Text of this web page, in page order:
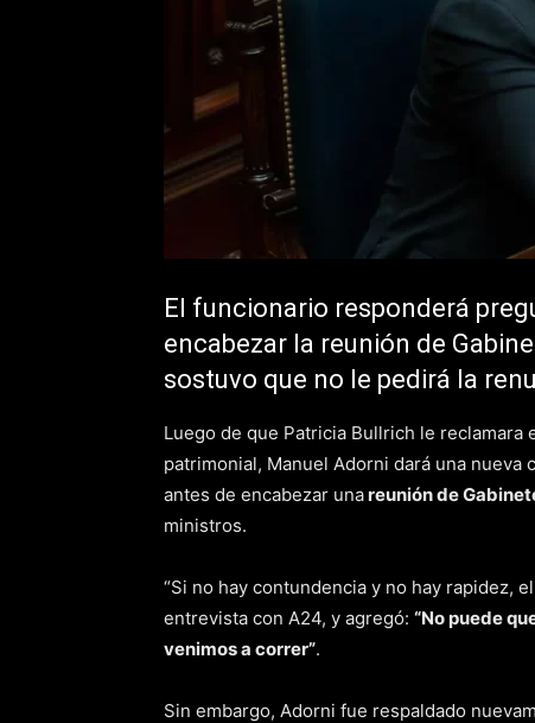
El funcionario responderá
encabezar la reunión de
sostuvo que no le pedirá la
Luego de que Patricia Bullrich le
patrimonial, Manuel Adorni dará una nueva
antes de encabezar unareunión de
ministros.
“Si no hay contundencia y no hay rapidez,
entrevista con A24, y agregó: “No puede
venimos a correr”.
Sin embargo, Adorni fue respaldado